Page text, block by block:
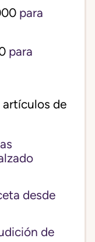
para
para
de
desde
de